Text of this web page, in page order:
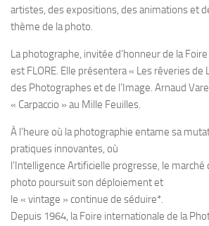
artistes, des expositions, des animations et
thème de la photo.
La photographe, invitée d’honneur de la
est FLORE. Elle présentera « Les rêveries de
des Photographes et de l’Image. Arnaud
« Carpaccio » au Mille Feuilles.
À l’heure où la photographie entame sa
pratiques innovantes, où
l’Intelligence Artificielle progresse, le marché
photo poursuit son déploiement et
le « vintage » continue de séduire*.
Depuis 1964, la Foire internationale de la